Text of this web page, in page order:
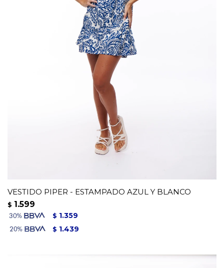
VESTIDO PIPER - ESTAMPADO AZUL Y BLANCO
$ 1.599
$ 1.359
$ 1.439